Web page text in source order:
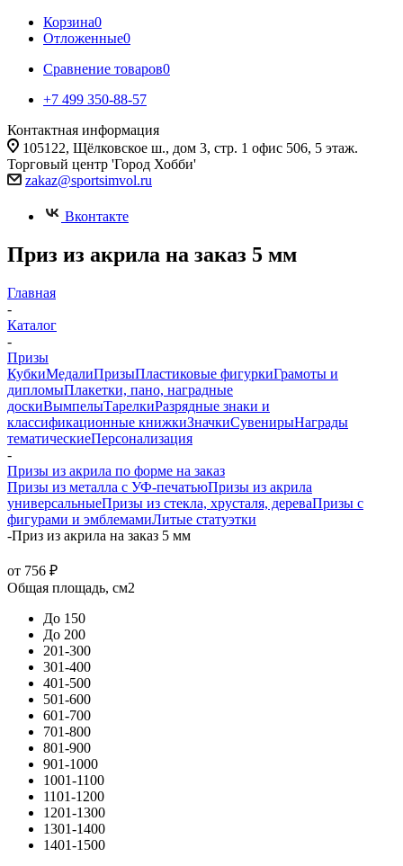
Корзина0
Отложенные0
Сравнение товаров0
+7 499 350-88-57
Контактная информация
105122, Щёлковское ш., дом 3, стр. 1 офис 506, 5 этаж.
Торговый центр 'Город Хобби'
zakaz@sportsimvol.ru
Вконтакте
Приз из акрила на заказ 5 мм
Главная
-
Каталог
-
Призы
КубкиМедалиПризыПластиковые фигуркиГрамоты и
дипломыПлакетки, пано, наградные
доскиВымпелыТарелкиРазрядные знаки и
классификационные книжкиЗначкиСувенирыНаграды
тематическиеПерсонализация
-
Призы из акрила по форме на заказ
Призы из металла с УФ-печатьюПризы из акрила
универсальныеПризы из стекла, хрусталя, дереваПризы с
фигурами и эмблемамиЛитые статуэтки
-Приз из акрила на заказ 5 мм
от 756 ₽
Общая площадь, см2
До 150
До 200
201-300
301-400
401-500
501-600
601-700
701-800
801-900
901-1000
1001-1100
1101-1200
1201-1300
1301-1400
1401-1500